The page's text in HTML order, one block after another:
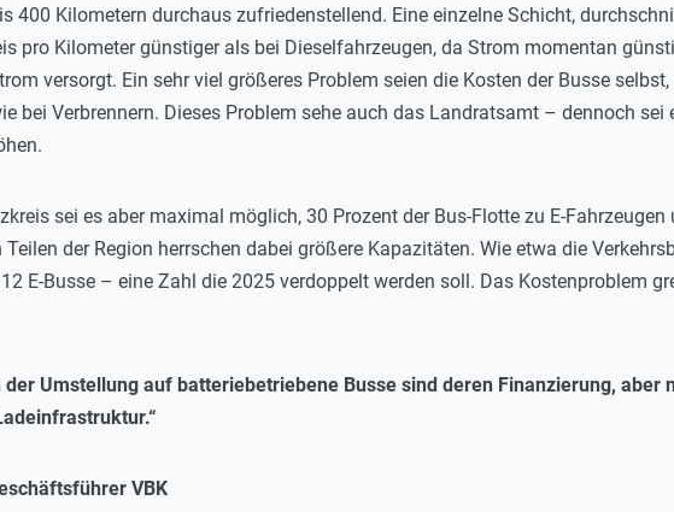
400 Kilometern durchaus zufriedenstellend. Eine einzelne Schicht,
pro Kilometer günstiger als bei Dieselfahrzeugen, da Strom momentan
versorgt. Ein sehr viel größeres Problem seien die Kosten der Busse
bei Verbrennern. Dieses Problem sehe auch das Landratsamt – dennoch sei
sei es aber maximal möglich, 30 Prozent der Bus-Flotte zu E-
der Region herrschen dabei größere Kapazitäten. Wie etwa die
E-Busse – eine Zahl die 2025 verdoppelt werden soll. Das Kostenproblem
Umstellung auf batteriebetriebene Busse sind deren Finanzierung, aber
VBK